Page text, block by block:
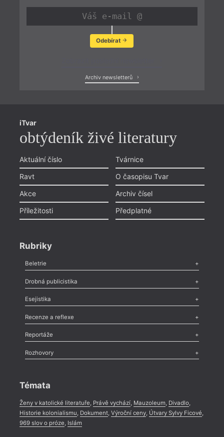
Odebírat
Archiv newsletterů
iTvar
obtýdeník živé literatury
Aktuální číslo
Ravt
Akce
Příležitosti
Tvárnice
O časopisu Tvar
Archiv čísel
Předplatné
Rubriky
Beletrie
Poezie,Próza,Dokumenty
Drobná publicistika
Odlesk
Nekrolog,Glosa,Sloupek,Pozvánka,Literární soutěž,
Esejistika
Esej , Pádlo,Úvaha
Recenze a reflexe
Recenze
Méně slov o próze,Celá rubrika
Reportáže
Literární zítřky
Celá rubrika
Rozhovory
Témata
Ženy v katolické literatuře, Právě vychází, Mauzoleum, Divadlo,
Historie kolonialismu, Dokument, Výroční ceny, Útvary Sylvy Ficové,
969 slov o próze, Islám